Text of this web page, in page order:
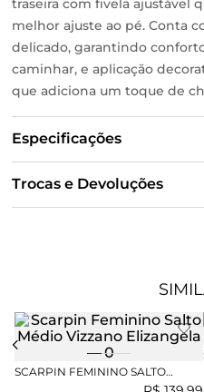
melhor ajuste ao pé. Conta
delicado, garantindo
caminhar, e aplicação
que adiciona um toque de
Especificações
Trocas e Devoluções
SCARPIN FEMININO SALTO
MÉDIO VIZZANO ELIZANGELA